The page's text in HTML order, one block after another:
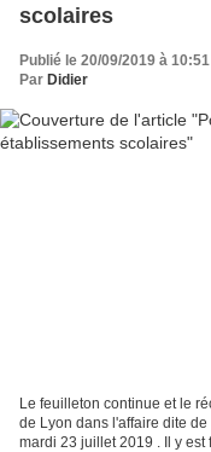
scolaires
Publié le 20/09/2019 à 10:51
Par Didier
Le feuilleton continue et le
de Lyon dans l'affaire dite
mardi 23 juillet 2019 . Il y